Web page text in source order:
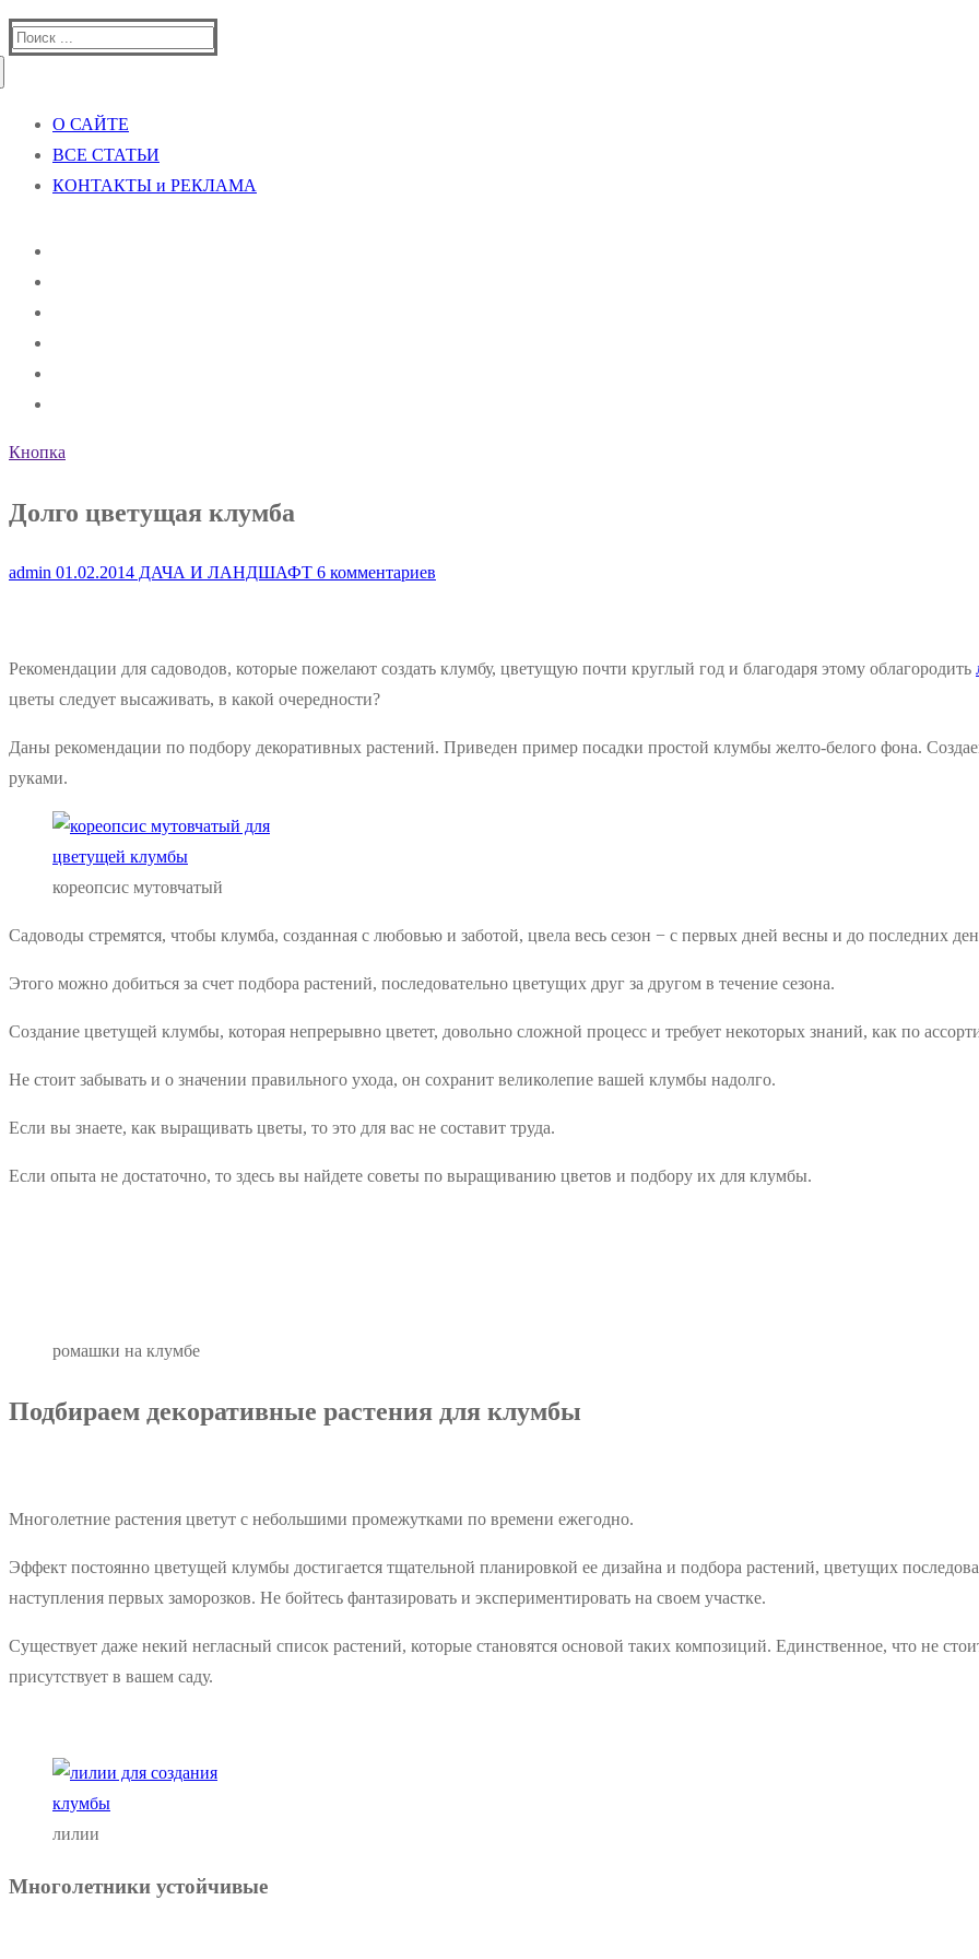
Найти:
О САЙТЕ
ВСЕ СТАТЬИ
КОНТАКТЫ и РЕКЛАМА
Кнопка
Долго цветущая клумба
admin 01.02.2014 ДАЧА И ЛАНДШАФТ 6 комментариев
Рекомендации для садоводов, которые пожелают создать клумбу, цветущую почти круглый год и благодаря этому облагородить
цветы следует высаживать, в какой очередности?
Даны рекомендации по подбору декоративных растений. Приведен пример посадки простой клумбы желто-белого фона.
руками.
кореопсис мутовчатый
Садоводы стремятся, чтобы клумба, созданная с любовью и заботой, цвела весь сезон − с первых дней весны и до последних
Этого можно добиться за счет подбора растений, последовательно цветущих друг за другом в течение сезона.
Создание цветущей клумбы, которая непрерывно цветет, довольно сложной процесс и требует некоторых знаний, как по
Не стоит забывать и о значении правильного ухода, он сохранит великолепие вашей клумбы надолго.
Если вы знаете, как выращивать цветы, то это для вас не составит труда.
Если опыта не достаточно, то здесь вы найдете советы по выращиванию цветов и подбору их для клумбы.
ромашки на клумбе
Подбираем декоративные растения для клумбы
Многолетние растения цветут с небольшими промежутками по времени ежегодно.
Эффект постоянно цветущей клумбы достигается тщательной планировкой ее дизайна и подбора растений, цветущих
наступления первых заморозков. Не бойтесь фантазировать и экспериментировать на своем участке.
Существует даже некий негласный список растений, которые становятся основой таких композиций. Единственное, что не
присутствует в вашем саду.
лилии
Многолетники устойчивые